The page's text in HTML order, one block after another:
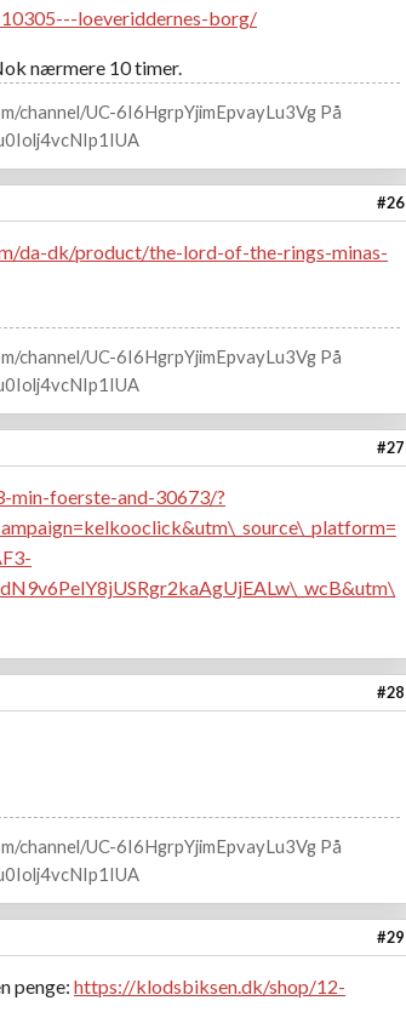
loeveriddernes-borg/
nærmere 10 timer.
channel/UC-6I6HgrpYjimEpvayLu3Vg På
#26
da-dk/product/the-lord-of-the-rings-minas-
channel/UC-6I6HgrpYjimEpvayLu3Vg På
#27
min-foerste-and-30673/?
#28
channel/UC-6I6HgrpYjimEpvayLu3Vg På
#29
penge: https://klodsbiksen.dk/shop/12-